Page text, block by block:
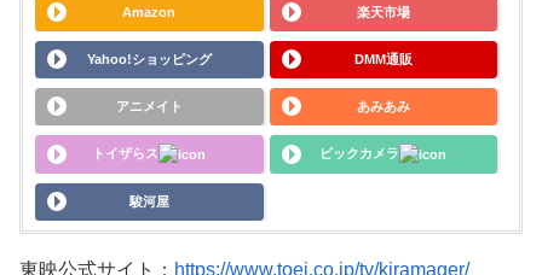
Amazon 楽天市場
Yahoo!ショッピング DMM通販
アニメイト あみあみ
トイザらス ビックカメラ
駿河屋
東映公式サイト： https://www.toei.co.jp/tv/kiramager/